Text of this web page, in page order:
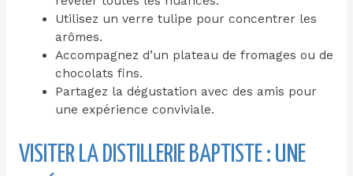
Utilisez un verre tulipe pour concentrer les
arômes.
Accompagnez d’un plateau de fromages ou de
chocolats fins.
Partagez la dégustation avec des amis pour
une expérience conviviale.
VISITER LA DISTILLERIE BAPTISTE : UNE